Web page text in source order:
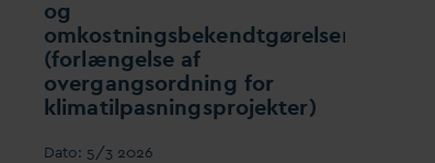
og
omkostningsbekendtgørelsen
(forlængelse af
overgangsordning for
klimatilpasningsprojekter)
Dato: 5/3 2026